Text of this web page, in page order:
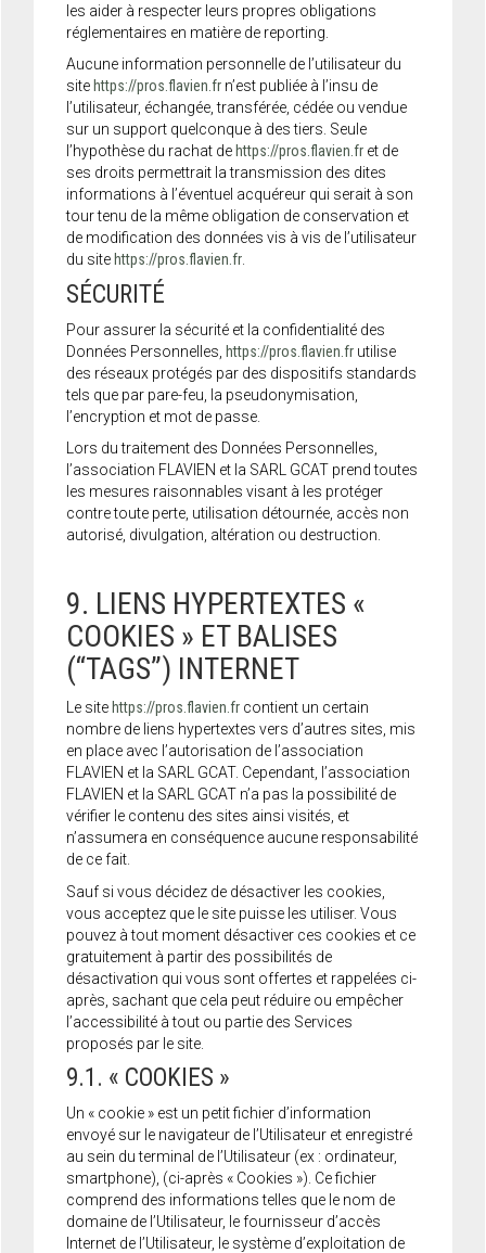
les aider à respecter leurs propres obligations
réglementaires en matière de reporting.
Aucune information personnelle de l’utilisateur du
site https://pros.flavien.fr n’est publiée à l’insu de
l’utilisateur, échangée, transférée, cédée ou vendue
sur un support quelconque à des tiers. Seule
l’hypothèse du rachat de https://pros.flavien.fr et de
ses droits permettrait la transmission des dites
informations à l’éventuel acquéreur qui serait à son
tour tenu de la même obligation de conservation et
de modification des données vis à vis de l’utilisateur
du site https://pros.flavien.fr
SÉCURITÉ
Pour assurer la sécurité et la confidentialité des
Données Personnelles, https://pros.flavien.fr utilise
des réseaux protégés par des dispositifs standards
tels que par pare-feu, la pseudonymisation,
l’encryption et mot de passe.
Lors du traitement des Données Personnelles,
l’association FLAVIEN et la SARL GCAT prend toutes
les mesures raisonnables visant à les protéger
contre toute perte, utilisation détournée, accès non
autorisé, divulgation, altération ou destruction.
9. LIENS HYPERTEXTES «
COOKIES » ET BALISES
(“TAGS”) INTERNET
Le site https://pros.flavien.fr contient un certain
nombre de liens hypertextes vers d’autres sites, mis
en place avec l’autorisation de l’association
FLAVIEN et la SARL GCAT. Cependant, l’association
FLAVIEN et la SARL GCAT n’a pas la possibilité de
vérifier le contenu des sites ainsi visités, et
n’assumera en conséquence aucune responsabilité
de ce fait.
Sauf si vous décidez de désactiver les cookies,
vous acceptez que le site puisse les utiliser. Vous
pouvez à tout moment désactiver ces cookies et ce
gratuitement à partir des possibilités de
désactivation qui vous sont offertes et rappelées ci-
après, sachant que cela peut réduire ou empêcher
l’accessibilité à tout ou partie des Services
proposés par le site.
9.1. « COOKIES »
Un « cookie » est un petit fichier d’information
envoyé sur le navigateur de l’Utilisateur et enregistré
au sein du terminal de l’Utilisateur (ex : ordinateur,
smartphone), (ci-après « Cookies »). Ce fichier
comprend des informations telles que le nom de
domaine de l’Utilisateur, le fournisseur d’accès
Internet de l’Utilisateur, le système d’exploitation de